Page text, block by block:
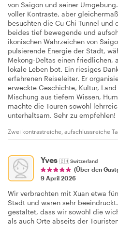
von Saigon und seiner
voller Kontraste, aber
besuchten die Cu Chi Tunnel und
beides tief bewegende und
ikonischen Wahrzeichen von
pulsierende Energie der Stadt,
Mekong-Deltas einen friedlichen,
lokale Leben bot. Ein riesiges
erfahrenen Reiseleiter. Er
erweckte Geschichte, Kultur,
Mischung aus tiefem Wissen,
machte die Touren sowohl
unterhaltsam. Sehr zu empfehlen!
Zwei kontrastreiche, aufschlussreiche
Yves 🇨🇭Switzerland
(Über den
9 April 2026
Wir verbrachten mit Xuan etwa
Stadt und waren sehr
gestaltet, dass wir sowohl die
als auch Orte abseits der